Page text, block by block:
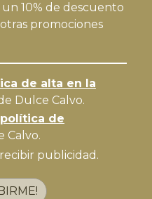
10% de descuento
promociones
de alta en la
Dulce Calvo.
política de
Calvo.
publicidad.